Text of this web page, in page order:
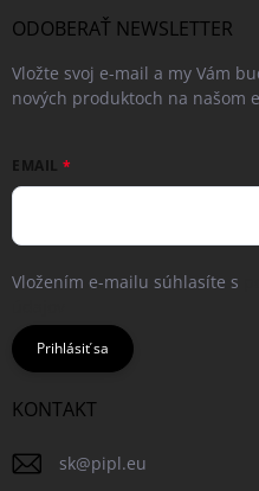
ODOBERAŤ NEWSLETTER
Vložte svoj e-mail a my Vám
nových produktoch na našom
EMAIL
Vložením e-mailu súhlasíte s
Prihlásiť sa
KONTAKT
sk@pipl.eu